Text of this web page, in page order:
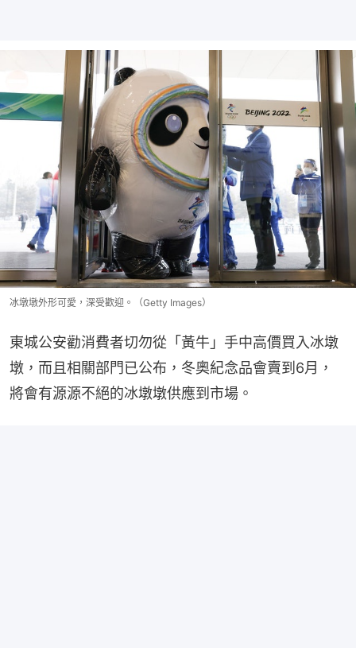
冰墩墩外形可愛，深受歡迎。（Getty Images）
東城公安勸消費者切勿從「黃牛」手中高價買入冰墩
墩，而且相關部門已公布，冬奧紀念品會賣到6月，
將會有源源不絕的冰墩墩供應到市場。